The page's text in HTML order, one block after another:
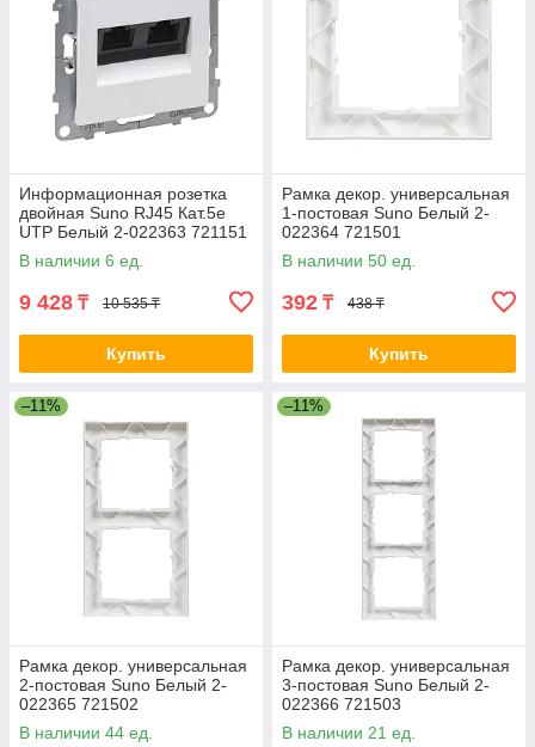
Информационная розетка
двойная Suno RJ45 Кат.5e
UTP Белый 2-022363 721151
В наличии 6 ед.
9 428 ₸ 10 535 ₸
Купить
Рамка декор. универсальная
1-постовая Suno Белый 2-
022364 721501
В наличии 50 ед.
392 ₸ 438 ₸
Купить
–11%
Рамка декор. универсальная
2-постовая Suno Белый 2-
022365 721502
В наличии 44 ед.
–11%
Рамка декор. универсальная
3-постовая Suno Белый 2-
022366 721503
В наличии 21 ед.